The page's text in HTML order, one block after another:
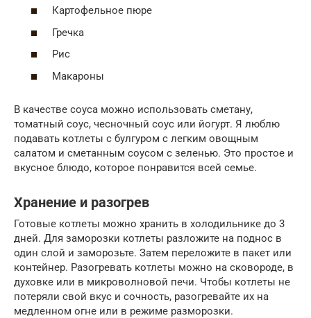
Картофельное пюре
Гречка
Рис
Макароны
В качестве соуса можно использовать сметану,
томатный соус, чесночный соус или йогурт. Я люблю
подавать котлеты с булгуром с легким овощным
салатом и сметанным соусом с зеленью. Это простое и
вкусное блюдо, которое понравится всей семье.
Хранение и разогрев
Готовые котлеты можно хранить в холодильнике до 3
дней. Для заморозки котлеты разложите на поднос в
один слой и заморозьте. Затем переложите в пакет или
контейнер. Разогревать котлеты можно на сковороде, в
духовке или в микроволновой печи. Чтобы котлеты не
потеряли свой вкус и сочность, разогревайте их на
медленном огне или в режиме разморозки.